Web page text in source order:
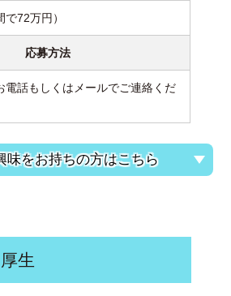
72万円）
応募方法
電話もしくはメールでご連絡くだ
味をお持ちの方はこちら
生